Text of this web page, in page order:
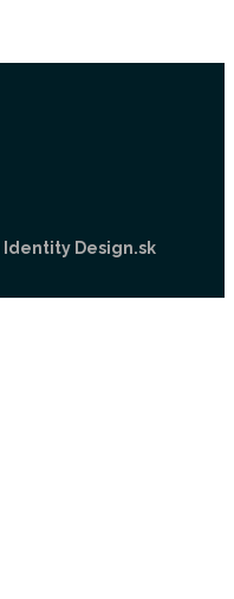
Identity Design.sk